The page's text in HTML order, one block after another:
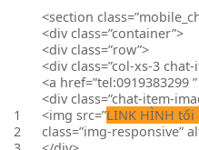
1
2
<section
<div class=”container”>
<div class=”row”>
<div class=”col-xs-3 chat-
<a href=”tel:0919383299
<div class=”chat-item-
<img src=”LINK HÌNHtối
class=”img-responsive”